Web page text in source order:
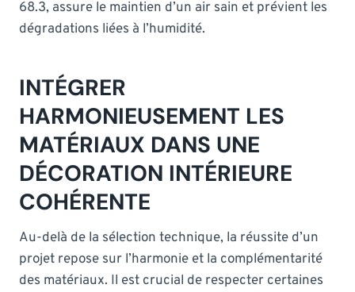
68.3, assure le maintien d’un air sain et prévient les
dégradations liées à l’humidité.
INTÉGRER
HARMONIEUSEMENT LES
MATÉRIAUX DANS UNE
DÉCORATION INTÉRIEURE
COHÉRENTE
Au-delà de la sélection technique, la réussite d’un
projet repose sur l’harmonie et la complémentarité
des matériaux. Il est crucial de respecter certaines